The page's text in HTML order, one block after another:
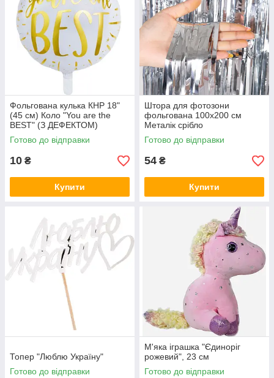
Фольгована кулька КНР 18"
(45 см) Коло "You are the
BEST" (З ДЕФЕКТОМ)
Готово до відправки
10 ₴
Купити
Штора для фотозони
фольгована 100х200 см
Металік срібло
Готово до відправки
54 ₴
Купити
Топер "Люблю Україну"
Готово до відправки
М'яка іграшка "Єдиноріг
рожевий", 23 см
Готово до відправки